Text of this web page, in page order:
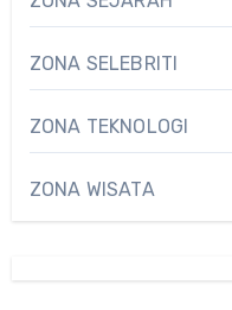
ZONA SELEBRITI
ZONA TEKNOLOGI
ZONA WISATA